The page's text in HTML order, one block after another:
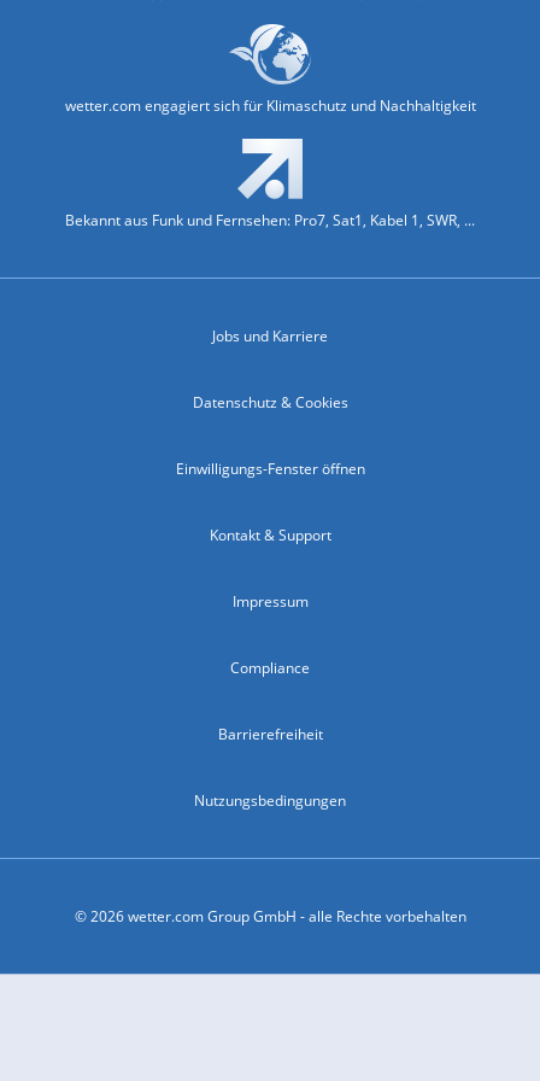
wetter.com engagiert sich für Klimaschutz und Nachhaltigkeit
Bekannt aus Funk und Fernsehen: Pro7, Sat1, Kabel 1, SWR, ...
Jobs und Karriere
Datenschutz & Cookies
Einwilligungs-Fenster öffnen
Kontakt & Support
Impressum
Compliance
Barrierefreiheit
Nutzungsbedingungen
© 2026 wetter.com Group GmbH - alle Rechte vorbehalten